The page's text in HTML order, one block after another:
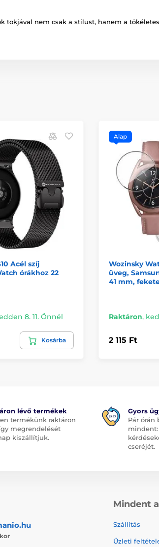
tokjával nem csak a stílust, hanem a
Acél szíj
órákhoz 22
8. 11. Önnél
Kosárba
Alap
Wozinsky
üveg,
41 mm,
Raktáron,
2 115 Ft
lévő termékek
termékünk raktáron
megrendelését
kiszállítjuk.
Gyors
Pár
mindent:
cseréjét.
Mindent
Szállítás
Üzleti